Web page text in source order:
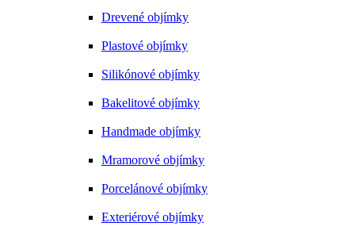
Drevené objímky
Plastové objímky
Silikónové objímky
Bakelitové objímky
Handmade objímky
Mramorové objímky
Porcelánové objímky
Exteriérové objímky